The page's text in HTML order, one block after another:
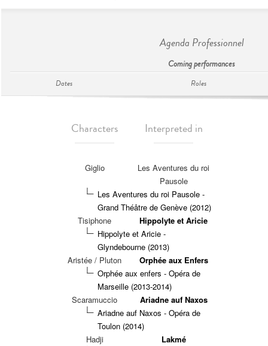
Agenda Professionnel
Coming performances
Dates Roles
Characters Interpreted in
Giglio
Les Aventures du roi
Pausole
Les Aventures du roi Pausole -
Grand Théâtre de Genève (2012)
Tisiphone
Hippolyte et Aricie
Hippolyte et Aricie -
Glyndebourne (2013)
Aristée / Pluton
Orphée aux Enfers
Orphée aux enfers - Opéra de
Marseille (2013-2014)
Scaramuccio
Ariadne auf Naxos
Ariadne auf Naxos - Opéra de
Toulon (2014)
Hadji
Lakmé